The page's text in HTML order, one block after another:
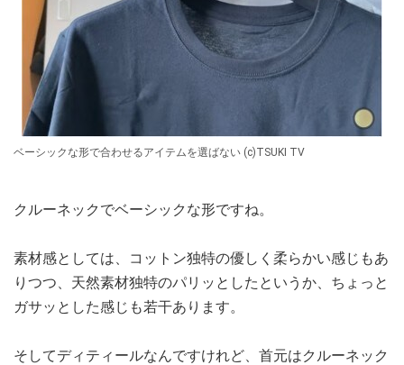
ベーシックな形で合わせるアイテムを選ばない (c)TSUKI TV
クルーネックでベーシックな形ですね。
素材感としては、コットン独特の優しく柔らかい感じもあ
りつつ、天然素材独特のパリッとしたというか、ちょっと
ガサッとした感じも若干あります。
そしてディティールなんですけれど、首元はクルーネック